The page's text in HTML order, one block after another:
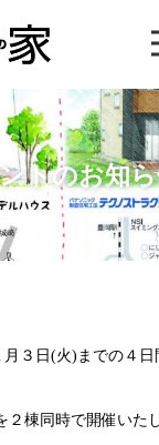
トのお知
３日(火)までの４
２棟同時で開催いた